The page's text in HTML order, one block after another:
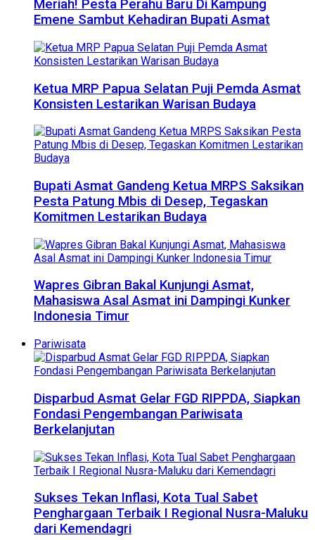
Meriah! Pesta Perahu Baru Di Kampung
Emene Sambut Kehadiran Bupati Asmat
Ketua MRP Papua Selatan Puji Pemda Asmat
Konsisten Lestarikan Warisan Budaya
Bupati Asmat Gandeng Ketua MRPS Saksikan
Pesta Patung Mbis di Desep, Tegaskan
Komitmen Lestarikan Budaya
Wapres Gibran Bakal Kunjungi Asmat,
Mahasiswa Asal Asmat ini Dampingi Kunker
Indonesia Timur
Pariwisata
Disparbud Asmat Gelar FGD RIPPDA, Siapkan
Fondasi Pengembangan Pariwisata
Berkelanjutan
Sukses Tekan Inflasi, Kota Tual Sabet
Penghargaan Terbaik I Regional Nusra-Maluku
dari Kemendagri